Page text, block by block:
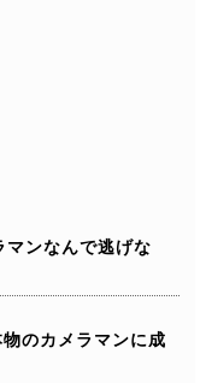
マンなんで逃げな
物のカメラマンに成